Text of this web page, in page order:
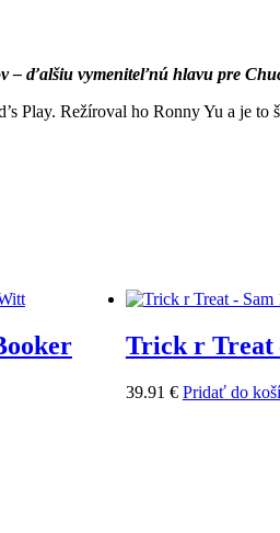
– ďalšiu vymeniteľnú hlavu pre
Play. Režíroval ho Ronny Yu a je
Trick r Treat
39.91 € Pridať do